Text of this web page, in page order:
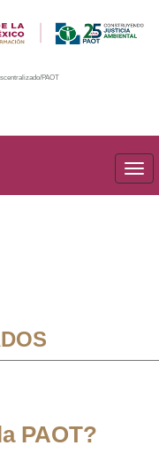
PAOT
PAOT
PAOT?